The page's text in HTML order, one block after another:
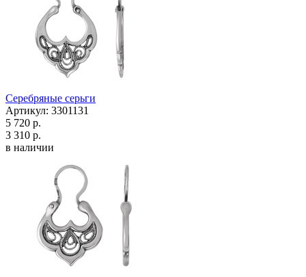
Серебряные серьги
Артикул: 3301131
5 720 р.
3 310 р.
в наличии